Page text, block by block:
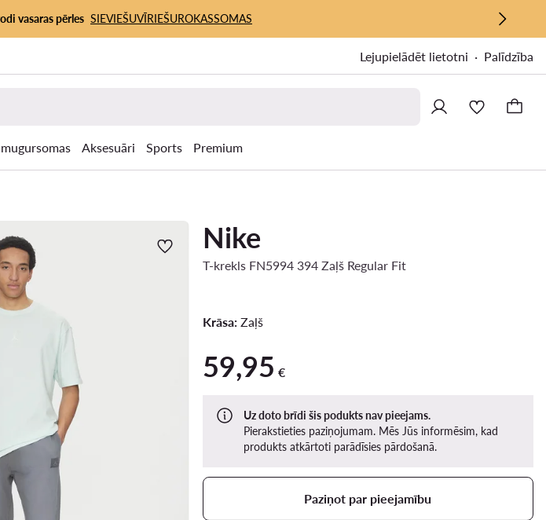
vasaras pērles SIEVIEŠUVĪRIEŠUROKASSOMAS
Lejupielādēt lietotni Palīdzība
Aksesuāri Sports Premium
Nike
T-krekls FN5994 394 Zaļš Regular Fit
Krāsa:Zaļš
59,95 €
59,95 €
Uz doto brīdi šis podukts nav pieejams.
Pierakstieties paziņojumam. Mēs Jūs informēsim, kad
produkts atkārtoti parādīsies pārdošanā.
Paziņot par pieejamību